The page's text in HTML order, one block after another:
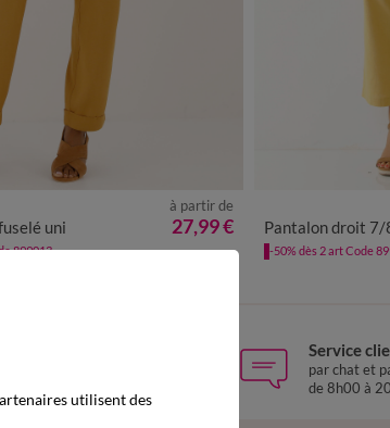
52 54
uni
à partir de
27,99 €
899013
Pantalon droit 7/8ème,
-50% dès 2 art Code
Service
par chat et
de 8h00 à
utilisent des